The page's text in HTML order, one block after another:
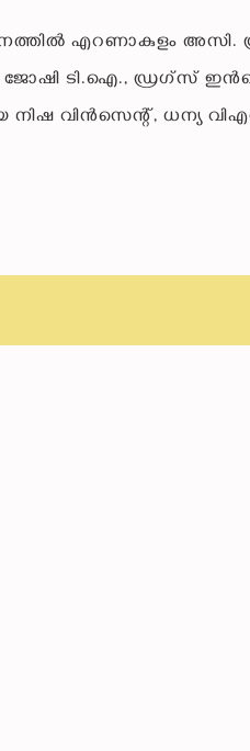
എറണാകുളം അസി.
ടി.ഐ., ഡ്രഗ്‌സ്
വിന്‍സെന്റ്, ധന്യ